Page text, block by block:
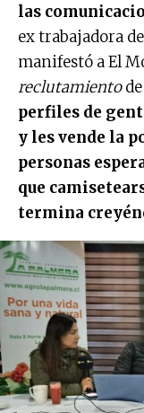
las
ex trabajadora
manifestó a El
reclutamientode
perfiles de
y les vende la
personas
que
termina